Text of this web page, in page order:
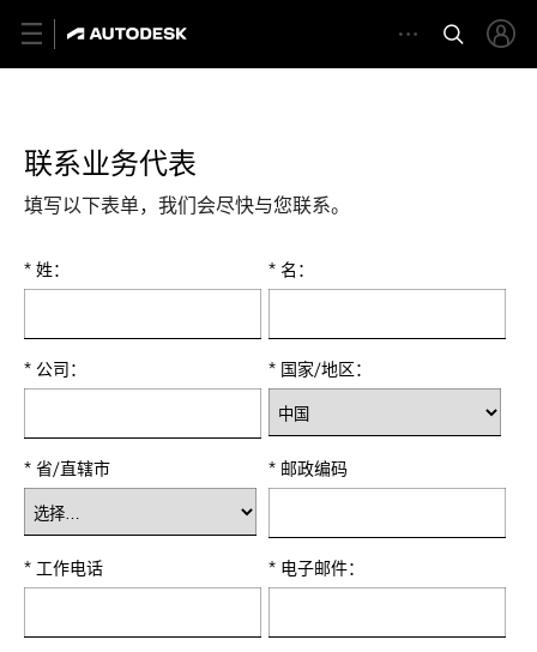
联系业务代表
填写以下表单，我们会尽快与您联系。
* 姓： * 名：
* 公司： * 国家/地区：
* 省/直辖市 * 邮政编码
* 工作电话 * 电子邮件：